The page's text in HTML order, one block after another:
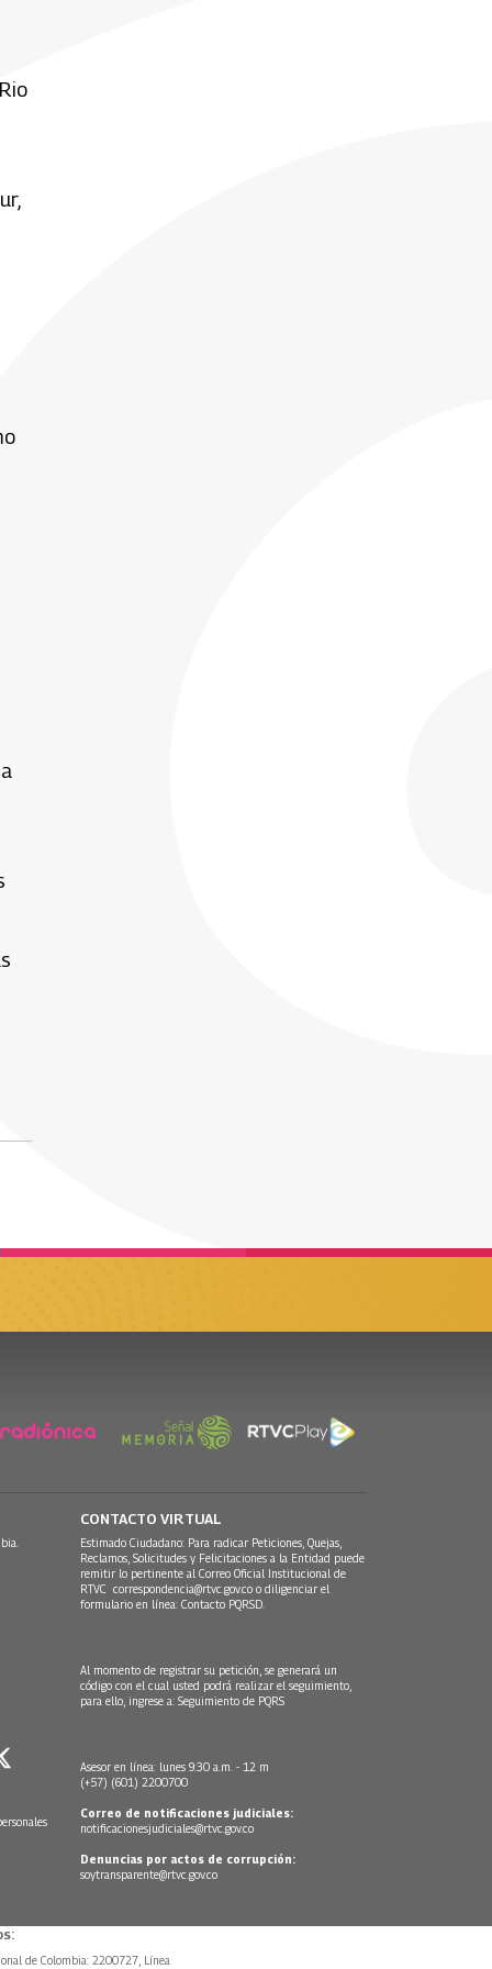
CONTACTO VIRTUAL
Estimado Ciudadano: Para radicar Peticiones, Quejas,
Reclamos, Solicitudes y Felicitaciones a la Entidad puede
remitir lo pertinente al Correo Oficial Institucional de
RTVC correspondencia@rtvc.gov.co o diligenciar el
formulario en línea: Contacto PQRSD.
Al momento de registrar su petición, se generará un
código con el cual usted podrá realizar el seguimiento,
para ello, ingrese a: Seguimiento de PQRS
Asesor en línea: lunes 9:30 a.m. - 12 m
(+57) (601) 2200700
Correo de notificaciones judiciales:
notificacionesjudiciales@rtvc.gov.co
Denuncias por actos de corrupción:
soytransparente@rtvc.gov.co
de Colombia: 2200727, Línea